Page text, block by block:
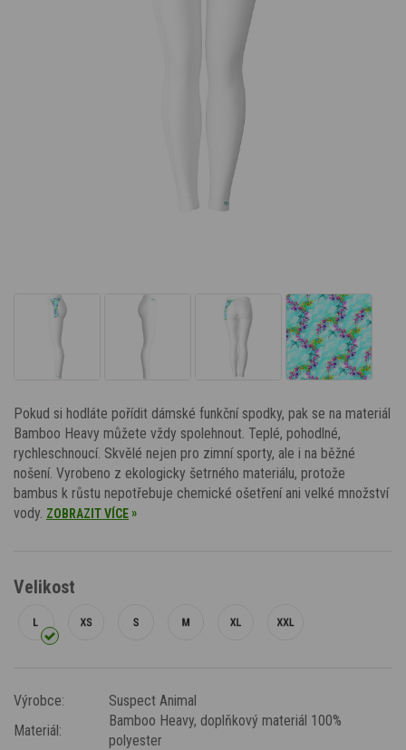
Pokud si hodláte pořídit dámské funkční spodky, pak se na materiál
Bamboo Heavy můžete vždy spolehnout. Teplé, pohodlné,
rychleschnoucí. Skvělé nejen pro zimní sporty, ale i na běžné
nošení. Vyrobeno z ekologicky šetrného materiálu, protože
bambus k růstu nepotřebuje chemické ošetření ani velké množství
vody. ZOBRAZIT VÍCE»
Velikost
Výrobce:
Suspect Animal
Materiál:
Bamboo Heavy, doplňkový materiál 100%
polyester